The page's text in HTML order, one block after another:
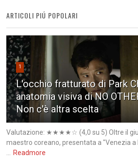
ARTICOLI PIÚ POPOLARI
1
L'occhio fratturato di Park
anatomia visiva di NO
Non c'è altra scelta
Valutazione: ★★★★☆ (4,0 su 5) Oltre il
maestro coreano, presentata a "Venezia a
Readmore